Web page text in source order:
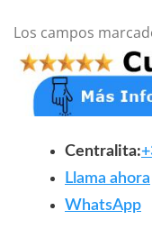
Los campos
Centralita:
Llama ahora
WhatsApp